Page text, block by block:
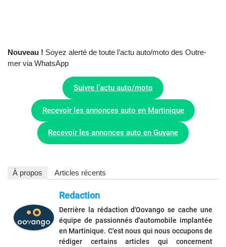
Nouveau ! Soyez alerté de toute l’actu auto/moto des Outre-
mer via WhatsApp
Suivre l’actu auto/moto
Recevoir les annonces auto en Martinique
Recevoir les annonces auto en Guyane
À propos Articles récents
Redaction
Derrière la rédaction d'Oovango se cache une
équipe de passionnés d'automobile implantée
en Martinique. C'est nous qui nous occupons de
rédiger certains articles qui concernent